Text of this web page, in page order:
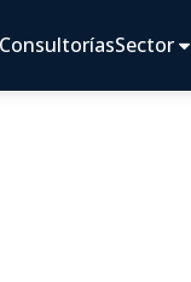
ConsultoríasSector